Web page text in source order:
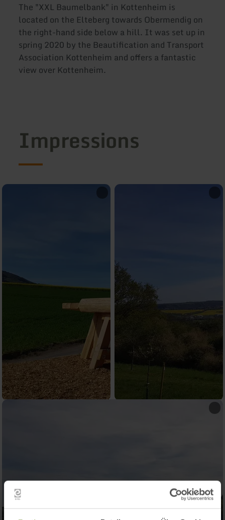
The "XXL Baumelbank" in Kottenheim is
located on the Elteberg towards Obermendig on
the right-hand side below a hill. It was set up in
spring 2020 by the Beautification and Transport
Association Kottenheim and offers a fantastic
view over Kottenheim.
Impressions